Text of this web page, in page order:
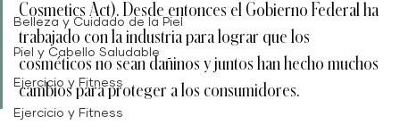
Belleza y Cuidado de la Piel
Piel y Cabello Saludable
Ejercicio y Fitness
Ejercicio y Fitness
Cosmetics Act). Desde entonces el Gobierno Federal ha
trabajado con la industria para lograr que los
cosméticos no sean dañinos y juntos han hecho muchos
cambios para proteger a los consumidores.